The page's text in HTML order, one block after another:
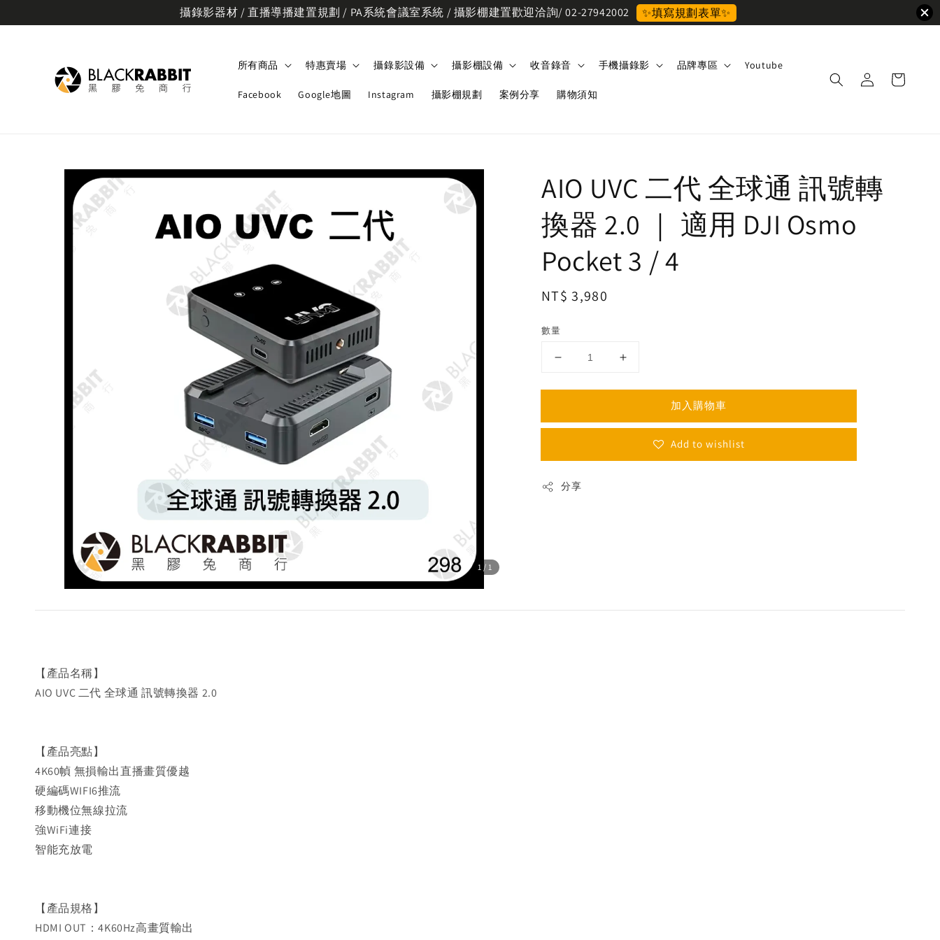
攝錄影器材 / 直播導播建置規劃 / PA系統會議室系統 / 攝影棚建置歡迎洽詢/ 02-27942002 ✨填寫規劃表單✨
所有商品 特惠賣場 攝錄影設備 攝影棚設備 收音錄音 手機攝錄影 品牌專區 Youtube
Facebook Google地圖 Instagram 攝影棚規劃 案例分享 購物須知
1/1
AIO UVC 二代 全球通 訊號轉
換器 2.0 ｜ 適用 DJI Osmo
Pocket 3 / 4
Regular
NT$ 3,980
數量
加入購物車
Add to wishlist
分享
【產品名稱】
AIO UVC 二代 全球通 訊號轉換器 2.0
【產品亮點】
4K60幀 無損輸出直播畫質優越
硬編碼WIFI6推流
移動機位無線拉流
強WiFi連接
智能充放電
【產品規格】
HDMI OUT：4K60Hz高畫質輸出